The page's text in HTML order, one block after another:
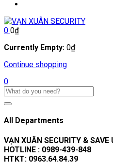
0 0₫
Currently Empty: 0₫
Continue shopping
0
All Departments
VẠN XUÂN SECURITY & SAVE
HOTLINE : 0989-439-848
HTKT: 0963.64.84.39